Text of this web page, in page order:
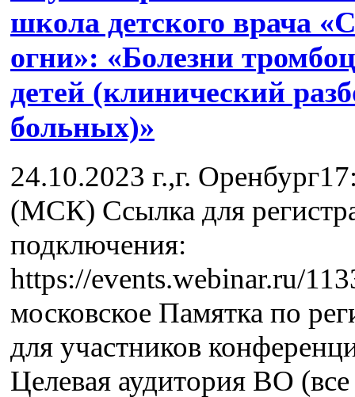
школа детского врача
огни»: «Болезни
детей (клинический
больных)»
24.10.2023 г.,г.
(МСК) Ссылка для
подключения:
https://events.webinar.ru/
московское Памятка по
для участников
Целевая аудитория ВО (все